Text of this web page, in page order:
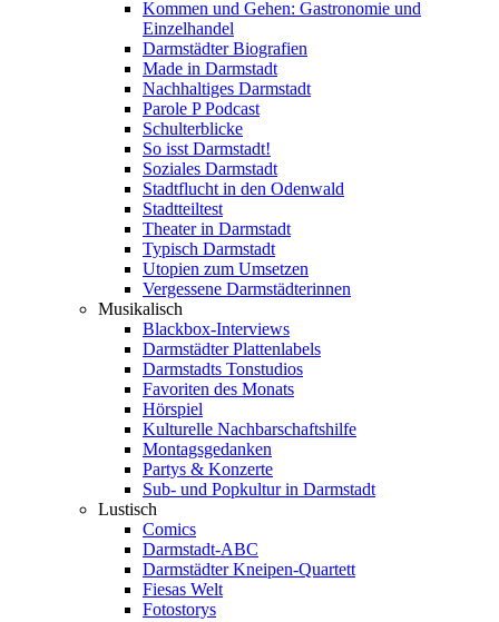
Kommen und Gehen: Gastronomie und
Einzelhandel
Darmstädter Biografien
Made in Darmstadt
Nachhaltiges Darmstadt
Parole P Podcast
Schulterblicke
So isst Darmstadt!
Soziales Darmstadt
Stadtflucht in den Odenwald
Stadtteiltest
Theater in Darmstadt
Typisch Darmstadt
Utopien zum Umsetzen
Vergessene Darmstädterinnen
Musikalisch
Blackbox-Interviews
Darmstädter Plattenlabels
Darmstadts Tonstudios
Favoriten des Monats
Hörspiel
Kulturelle Nachbarschaftshilfe
Montagsgedanken
Partys & Konzerte
Sub- und Popkultur in Darmstadt
Lustisch
Comics
Darmstadt-ABC
Darmstädter Kneipen-Quartett
Fiesas Welt
Fotostorys